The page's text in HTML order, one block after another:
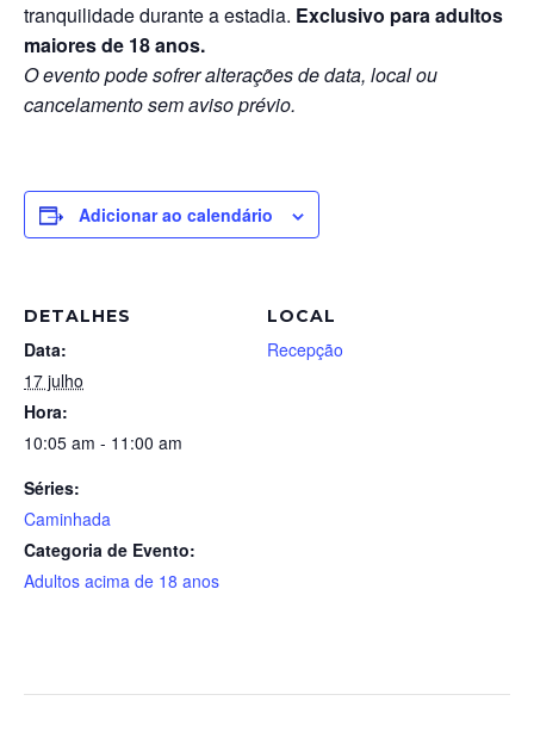
tranquilidade durante a estadia. Exclusivo para adultos
maiores de 18 anos.
O evento pode sofrer alterações de data, local ou
cancelamento sem aviso prévio.
Adicionar ao calendário
DETALHES
Data:
17 julho
Hora:
10:05 am - 11:00 am
Séries:
Caminhada
Categoria de Evento:
Adultos acima de 18 anos
LOCAL
Recepção